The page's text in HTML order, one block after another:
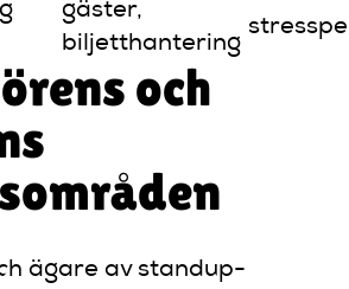
gäster,
biljetthantering
och
ägare av standup-